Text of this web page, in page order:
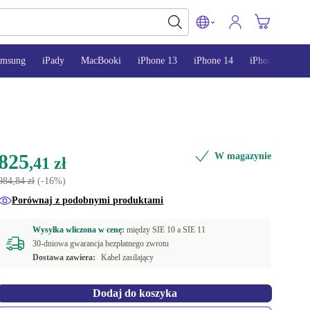
iPady MacBooki iPhone 13 iPhone 14 iPhone 15
,41 zł
zł(-16%)
W magazynie
Porównaj z podobnymi produktami
Wysyłka wliczona w cenę:międzySIE 10 aSIE 11
30-dniowa gwarancja bezpłatnego zwrotu
Dostawa zawiera:
Kabel zasilający
Dodaj do koszyka